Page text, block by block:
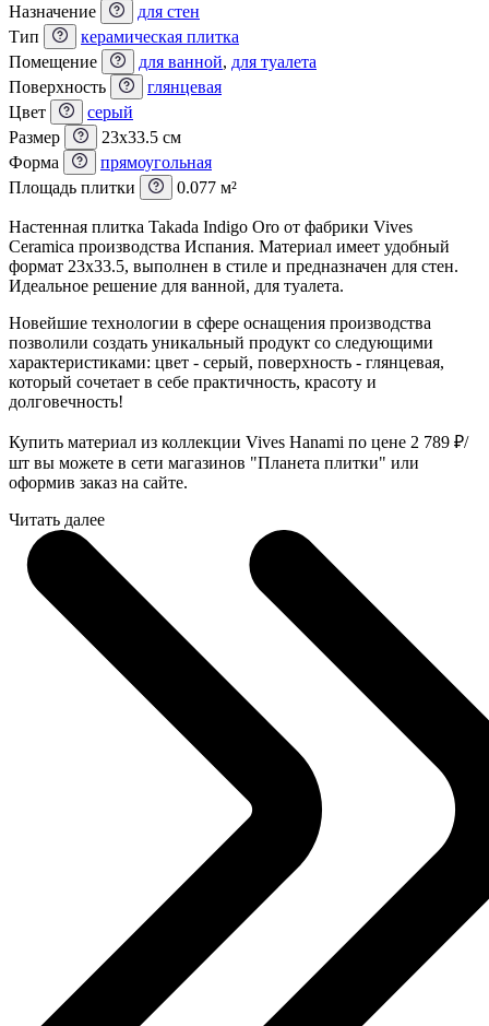
Назначение
для стен
Тип
керамическая плитка
Помещение
для ванной, для туалета
Поверхность
глянцевая
Цвет
серый
Размер
23x33.5 см
Форма
прямоугольная
Площадь плитки
0.077 м²
Настенная плитка Takada Indigo Oro от фабрики Vives
Ceramica производства Испания. Материал имеет удобный
формат 23x33.5, выполнен в стиле и предназначен для стен.
Идеальное решение для ванной, для туалета.
Новейшие технологии в сфере оснащения производства
позволили создать уникальный продукт со следующими
характеристиками: цвет - серый, поверхность - глянцевая,
который сочетает в себе практичность, красоту и
долговечность!
Купить материал из коллекции Vives Hanami по цене 2 789 ₽/
шт вы можете в сети магазинов "Планета плитки" или
оформив заказ на сайте.
Читать далее